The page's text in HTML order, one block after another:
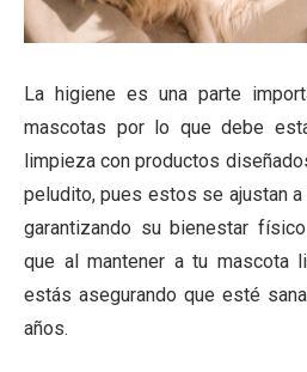
La higiene es una parte
mascotas por lo que debe
limpieza con productos
peludito, pues estos se ajustan
garantizando su bienestar
que al mantener a tu mascota
estás asegurando que esté
años.